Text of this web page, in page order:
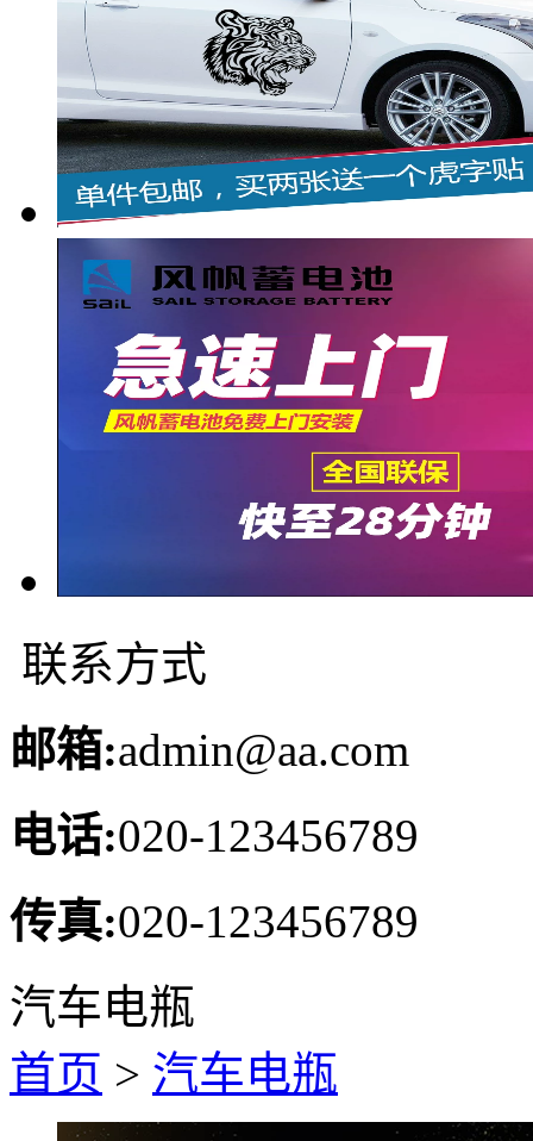
联系方式
邮箱:admin@aa.com
电话:020-123456789
传真:020-123456789
汽车电瓶
首页 > 汽车电瓶